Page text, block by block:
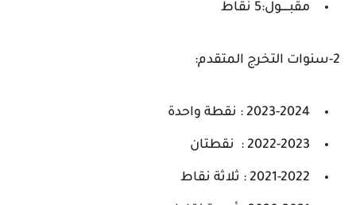
مقبـــــول:5 نقاط
2-سنوات التخرج المتقدم:
2023-2024 : نقطة واحدة
2022-2023 : نقطتان
2021-2022 : ثلاثة نقاط